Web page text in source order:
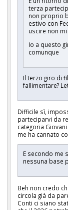
terza
non proprio
estivo con
uscire non
Io a questo
comunque
Il terzo giro di
fallimentare?
Difficile sì,
parteciparvi da
categoria
me ha cannato
E secondo me
nessuna base
Beh non credo
circola già da
Conti ci siano